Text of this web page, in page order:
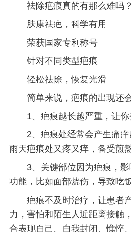
祛除疤痕真的有那么难吗？
肤康祛疤，科学有用
荣获国家专利称号
针对不同类型疤痕
轻松祛除，恢复光滑
简单来说，疤痕的出现还
1、疤痕越长越严重，让你
2、疤痕处经常会产生痛痒
雨天疤痕处又疼又痒，备受煎
3、关键部位因为疤痕，影
功能，比如面部烧伤，导致吃
疤痕不及时治疗，让患者产
力，害怕和陌生人近距离接触
合表现自己。自我封闭、憔悴